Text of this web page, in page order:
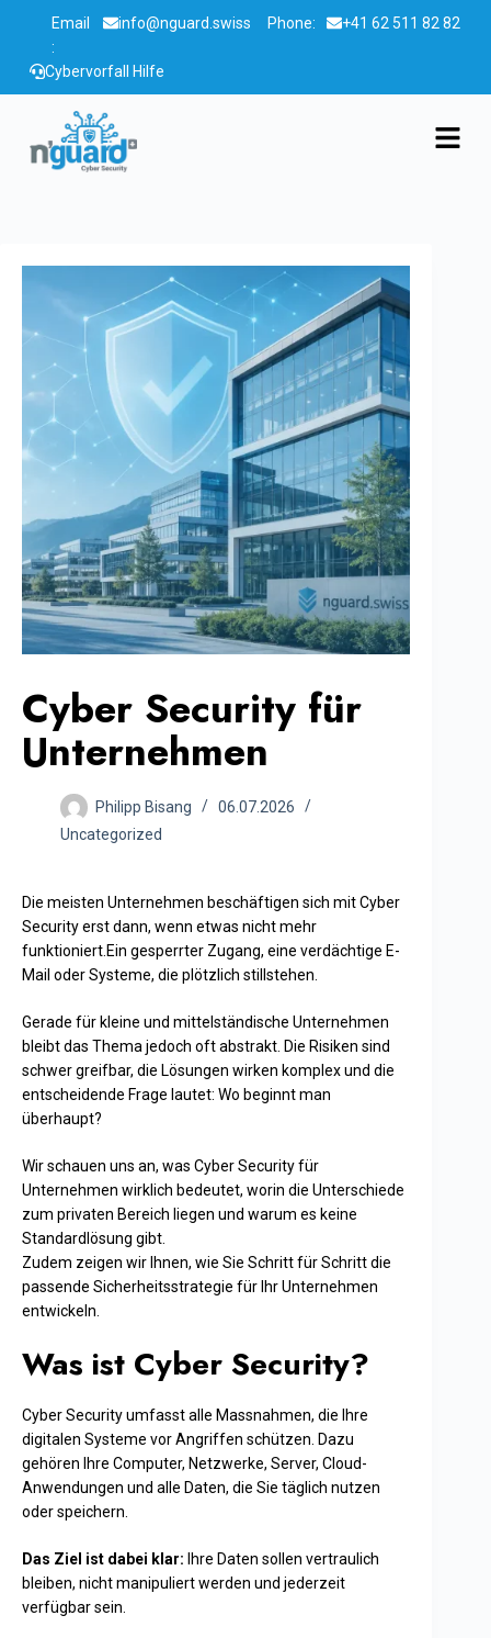
Email
:
info@nguard.swiss Phone: +41 62 511 82 82
Cybervorfall Hilfe
Cyber Security für
Unternehmen
Philipp Bisang
06.07.2026
Uncategorized
Die meisten Unternehmen beschäftigen sich mit Cyber
Security erst dann, wenn etwas nicht mehr
funktioniert.Ein gesperrter Zugang, eine verdächtige E-
Mail oder Systeme, die plötzlich stillstehen.
Gerade für kleine und mittelständische Unternehmen
bleibt das Thema jedoch oft abstrakt. Die Risiken sind
schwer greifbar, die Lösungen wirken komplex und die
entscheidende Frage lautet: Wo beginnt man
überhaupt?
Wir schauen uns an, was Cyber Security für
Unternehmen wirklich bedeutet, worin die Unterschiede
zum privaten Bereich liegen und warum es keine
Standardlösung gibt.
Zudem zeigen wir Ihnen, wie Sie Schritt für Schritt die
passende Sicherheitsstrategie für Ihr Unternehmen
entwickeln.
Was ist Cyber Security?
Cyber Security umfasst alle Massnahmen, die Ihre
digitalen Systeme vor Angriffen schützen. Dazu
gehören Ihre Computer, Netzwerke, Server, Cloud-
Anwendungen und alle Daten, die Sie täglich nutzen
oder speichern.
Das Ziel ist dabei klar: Ihre Daten sollen vertraulich
bleiben, nicht manipuliert werden und jederzeit
verfügbar sein.